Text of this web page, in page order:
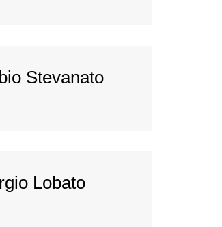
Stevanato
Lobato